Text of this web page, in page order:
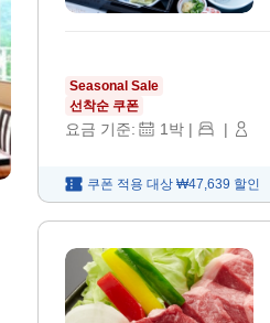
Seasonal Sale
선착순 쿠폰
요금 기준: 1박 | |
쿠폰 적용 대상 ₩47,639 할인